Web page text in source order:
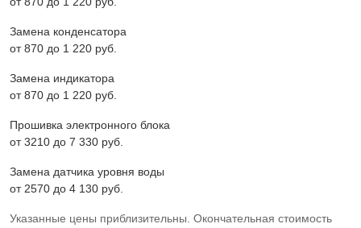
Замена конденсатора
от 870 до 1 220 pyб.
Замена индикатора
от 870 до 1 220 pyб.
Прошивка электронного блока
от 3210 до 7 330 pyб.
Замена датчика уровня воды
от 2570 до 4 130 pyб.
Указанные цены приблизительны. Окончательная стоимость